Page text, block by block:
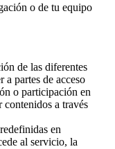
o de tu equipo
de las diferentes
partes de acceso
o participación en
a través
en
al servicio, la